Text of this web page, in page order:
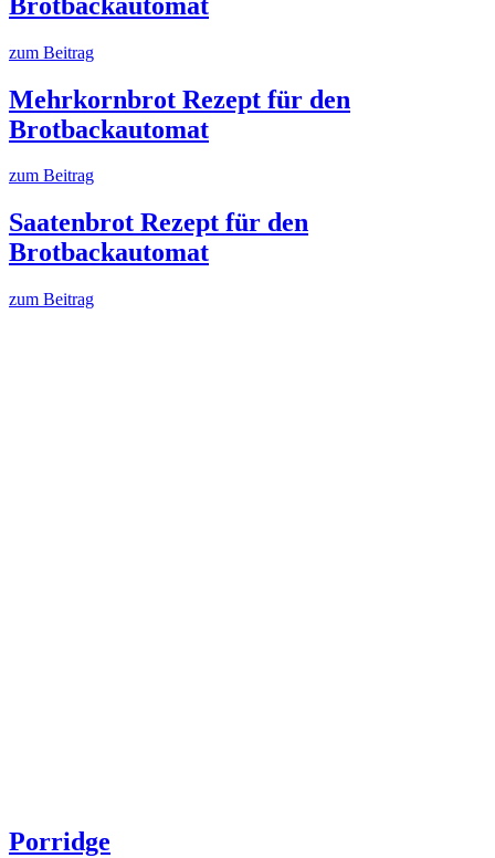
zum Beitrag
Mehrkornbrot Rezept für den
Brotbackautomat
zum Beitrag
Saatenbrot Rezept für den
Brotbackautomat
zum Beitrag
Porridge